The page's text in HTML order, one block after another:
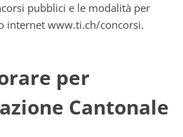
pubblici e le modalità per
internet www.ti.ch/concorsi.
per
Cantonale